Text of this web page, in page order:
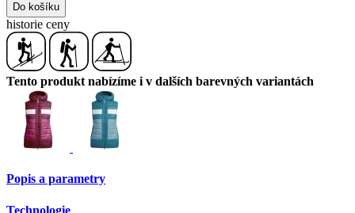
Do košíku
historie ceny
Tento produkt nabízíme i v dalších barevných variantách
Popis a parametry
Technologie